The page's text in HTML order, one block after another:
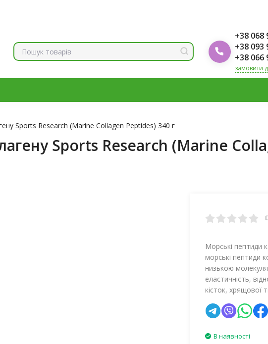
+38 068
+38 093
+38 066
замовити
ЦИНК
Sports Research (Marine Collagen Peptides) 340 г
Sports Research (Marine
Морські пептиди
морські пептиди
низькою
еластичність,
кісток, хрящової
В наявності